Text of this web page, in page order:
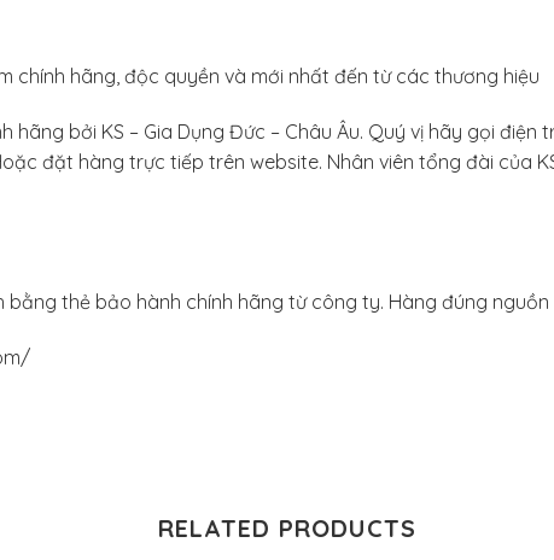
chính hãng, độc quyền và mới nhất đến từ các thương hiệu
bởi KS – Gia Dụng Đức – Châu Âu. Quý vị hãy gọi điện
đặt hàng trực tiếp trên website. Nhân viên tổng đài của
thẻ bảo hành chính hãng từ công ty. Hàng đúng nguồn
RELATED PRODUCTS